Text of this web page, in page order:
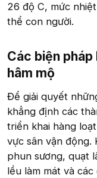
26 độ C, mức
thể con người.
Các biện
hâm mộ​
Để giải quyết
khẳng định các
triển khai hàng
vực sân vận động.
phun sương, quạt
lều làm mát và